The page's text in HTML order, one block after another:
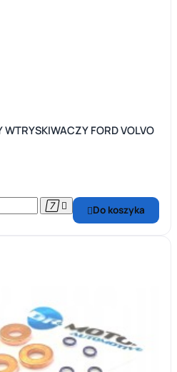
FORD VOLVO
  Do koszyka